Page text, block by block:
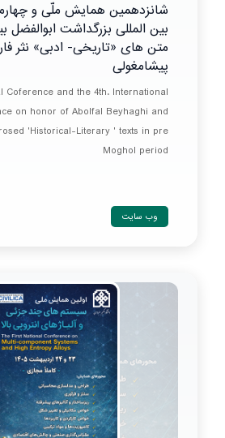
شانزدهمین همایش ملّی و
بین المللی بزرگداشت ابوالفضل
متن های «تاریخی- ادبی» نثر
پیشامغولی
Coference and the 4th. International
on honor of Abolfal Beyhaghi and
'Historical-Literary ' texts in pre
Moghol period
وب سایت